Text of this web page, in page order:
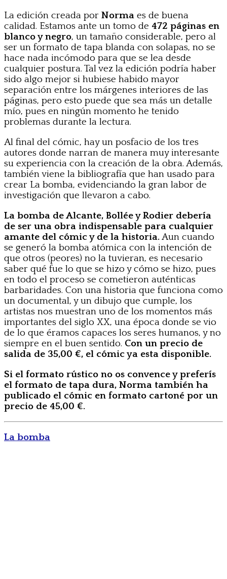
La edición creada por Norma es de buena
calidad. Estamos ante un tomo de 472 páginas en
blanco y negro, un tamaño considerable, pero al
ser un formato de tapa blanda con solapas, no se
hace nada incómodo para que se lea desde
cualquier postura. Tal vez la edición podría haber
sido algo mejor si hubiese habido mayor
separación entre los márgenes interiores de las
páginas, pero esto puede que sea más un detalle
mío, pues en ningún momento he tenido
problemas durante la lectura.
Al final del cómic, hay un posfacio de los tres
autores donde narran de manera muy interesante
su experiencia con la creación de la obra. Además,
también viene la bibliografía que han usado para
crear La bomba, evidenciando la gran labor de
investigación que llevaron a cabo.
La bomba de Alcante, Bollée y Rodier debería
de ser una obra indispensable para cualquier
amante del cómic y de la historia.Aun cuando
se generó la bomba atómica con la intención de
que otros (peores) no la tuvieran, es necesario
saber qué fue lo que se hizo y cómo se hizo, pues
en todo el proceso se cometieron auténticas
barbaridades. Con una historia que funciona como
un documental, y un dibujo que cumple, los
artistas nos muestran uno de los momentos más
importantes del siglo XX, una época donde se vio
de lo que éramos capaces los seres humanos, y no
siempre en el buen sentido. Con un precio de
salida de 35,00 €, el cómic ya esta disponible.
Si el formato rústico no os convence y preferís
el formato de tapa dura, Norma también ha
publicado el cómic en formato cartoné por un
precio de 45,00 €.
La bomba